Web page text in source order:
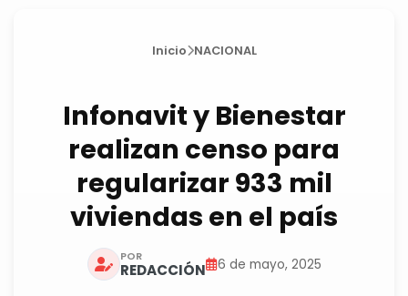
Inicio NACIONAL
Infonavit y Bienestar
realizan censo para
regularizar 933 mil
viviendas en el país
POR
REDACCIÓN 6 de mayo, 2025